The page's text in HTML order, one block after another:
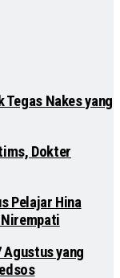
Tegas Nakes yang
Dokter
Pelajar Hina
Nirempati
Agustus yang